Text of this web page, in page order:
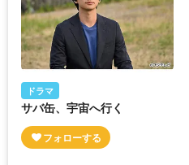
ドラマ
サバ缶、宇宙へ行く